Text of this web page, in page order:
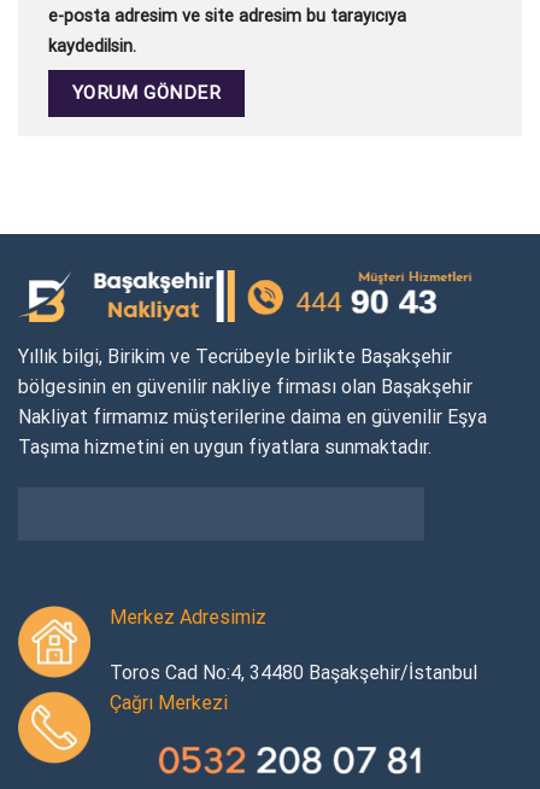
e-posta adresim ve site adresim bu tarayıcıya
kaydedilsin.
Yıllık bilgi, Birikim ve Tecrübeyle birlikte Başakşehir
bölgesinin en güvenilir nakliye firması olan Başakşehir
Nakliyat firmamız müşterilerine daima en güvenilir Eşya
Taşıma hizmetini en uygun fiyatlara sunmaktadır.
Merkez Adresimiz
Toros Cad No:4, 34480 Başakşehir/İstanbul
Çağrı Merkezi